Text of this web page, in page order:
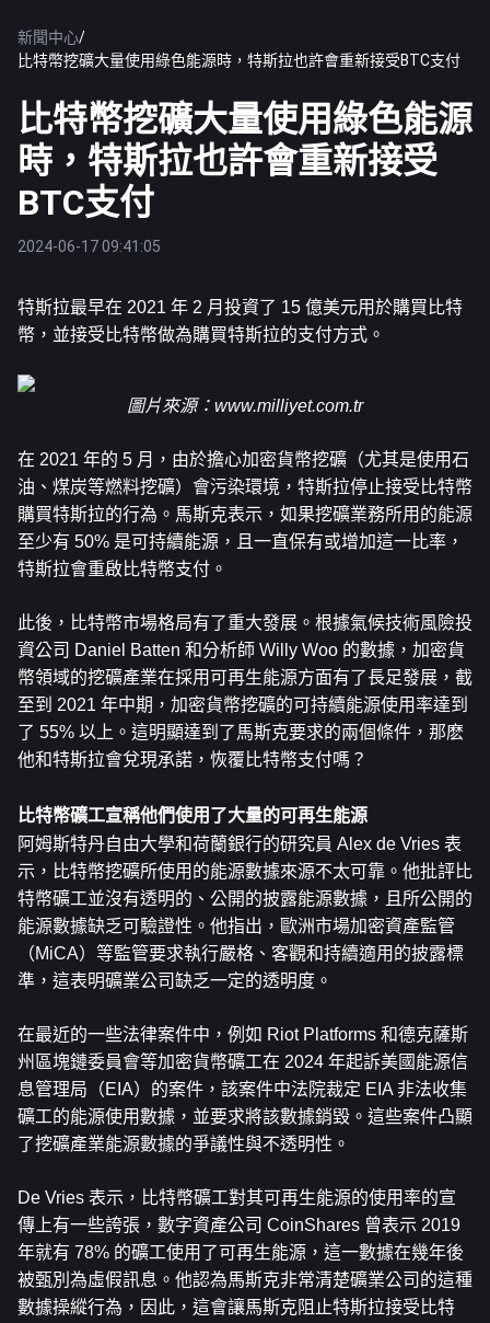
新聞中心/
比特幣挖礦大量使用綠色能源時，特斯拉也許會重新接受BTC支付
比特幣挖礦大量使用綠色能源
時，特斯拉也許會重新接受
BTC支付
2024-06-17 09:41:05
特斯拉最早在 2021 年 2 月投資了 15 億美元用於購買 比特
幣 ，並接受比特幣做為購買特斯拉的支付方式。
圖片來源： www.milliyet.com.tr
在 2021 年的 5 月，由於擔心加密貨幣挖礦（尤其是使用石
油、煤炭等燃料挖礦）會污染環境，特斯拉停止接受比特幣
購買特斯拉的行為。馬斯克表示，如果挖礦業務所用的能源
至少有 50% 是可持續能源，且一直保有或增加這一比率，
特斯拉會重啟比特幣支付。
此後，比特幣市場格局有了重大發展。根據氣候技術風險投
資公司 Daniel Batten 和分析師 Willy Woo 的數據，加密貨
幣領域的挖礦產業在採用可再生能源方面有了長足發展，截
至到 2021 年中期，加密貨幣挖礦的可持續能源使用率達到
了 55% 以上。這明顯達到了馬斯克要求的兩個條件，那麽
他和特斯拉會兌現承諾，恢覆比特幣支付嗎？
比特幣礦工宣稱他們使用了大量的可再生能源
阿姆斯特丹自由大學和荷蘭銀行的研究員 Alex de Vries 表
示，比特幣挖礦所使用的能源數據來源不太可靠。他批評比
特幣礦工並沒有透明的、公開的披露能源數據，且所公開的
能源數據缺乏可驗證性。他指出，歐洲市場加密資產監管
（MiCA）等監管要求執行嚴格、客觀和持續適用的披露標
準，這表明礦業公司缺乏一定的透明度。
在最近的一些法律案件中，例如 Riot Platforms 和德克薩斯
州區塊鏈委員會等加密貨幣礦工在 2024 年起訴美國能源信
息管理局（EIA）的案件，該案件中法院裁定 EIA 非法收集
礦工的能源使用數據，並要求將該數據銷毀。這些案件凸顯
了挖礦產業能源數據的爭議性與不透明性。
De Vries 表示，比特幣礦工對其可再生能源的使用率的宣
傳上有一些誇張，數字資產公司 CoinShares 曾表示 2019
年就有 78% 的礦工使用了可再生能源，這一數據在幾年後
被甄別為虛假訊息。他認為馬斯克非常清楚礦業公司的這種
數據操縱行為，因此，這會讓馬斯克阻止特斯拉接受比特